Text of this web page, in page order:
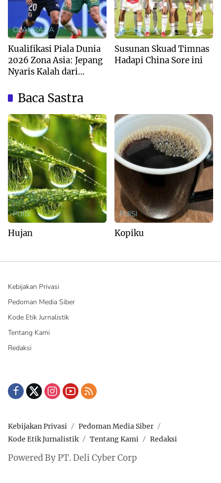
OLAHRAGA
Kualifikasi Piala Dunia
2026 Zona Asia: Jepang
Nyaris Kalah dari
OLAHRAGA
Susunan Skuad Timnas
Hadapi China Sore ini
Baca Sastra
PUISI
Hujan
PUISI
Kopiku
Kebijakan Privasi
Pedoman Media Siber
Kode Etik Jurnalistik
Tentang Kami
Redaksi
Kebijakan Privasi
Pedoman Media Siber
Kode Etik Jurnalistik
Tentang Kami Redaksi
Powered By PT. Deli Cyber Corp